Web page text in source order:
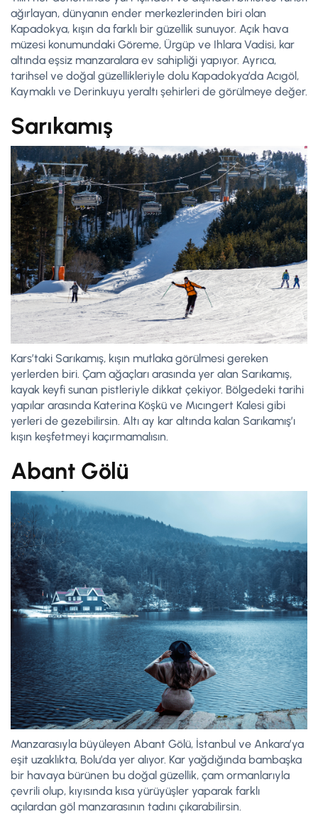
ağırlayan, dünyanın ender merkezlerinden biri olan
Kapadokya, kışın da farklı bir güzellik sunuyor. Açık hava
müzesi konumundaki Göreme, Ürgüp ve Ihlara Vadisi, kar
altında eşsiz manzaralara ev sahipliği yapıyor. Ayrıca,
tarihsel ve doğal güzellikleriyle dolu Kapadokya’da Acıgöl,
Kaymaklı ve Derinkuyu yeraltı şehirleri de görülmeye değer.
Sarıkamış
Kars’taki Sarıkamış, kışın mutlaka görülmesi gereken
yerlerden biri. Çam ağaçları arasında yer alan Sarıkamış,
kayak keyfi sunan pistleriyle dikkat çekiyor. Bölgedeki tarihi
yapılar arasında Katerina Köşkü ve Mıcıngert Kalesi gibi
yerleri de gezebilirsin. Altı ay kar altında kalan Sarıkamış’ı
kışın keşfetmeyi kaçırmamalısın.
Abant Gölü
Manzarasıyla büyüleyen Abant Gölü, İstanbul ve Ankara’ya
eşit uzaklıkta, Bolu’da yer alıyor. Kar yağdığında bambaşka
bir havaya bürünen bu doğal güzellik, çam ormanlarıyla
çevrili olup, kıyısında kısa yürüyüşler yaparak farklı
açılardan göl manzarasının tadını çıkarabilirsin.